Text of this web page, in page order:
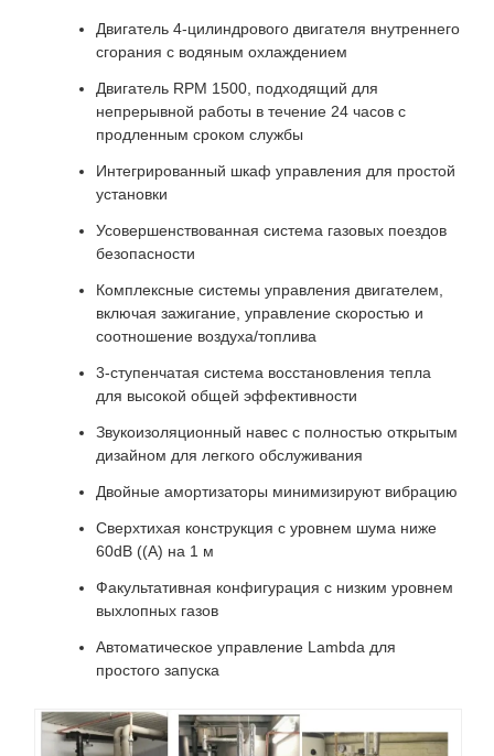
Двигатель 4-цилиндрового двигателя внутреннего
сгорания с водяным охлаждением
Двигатель RPM 1500, подходящий для
непрерывной работы в течение 24 часов с
продленным сроком службы
Интегрированный шкаф управления для простой
установки
Усовершенствованная система газовых поездов
безопасности
Комплексные системы управления двигателем,
включая зажигание, управление скоростью и
соотношение воздуха/топлива
3-ступенчатая система восстановления тепла
для высокой общей эффективности
Звукоизоляционный навес с полностью открытым
дизайном для легкого обслуживания
Двойные амортизаторы минимизируют вибрацию
Сверхтихая конструкция с уровнем шума ниже
60dB ((A) на 1 м
Факультативная конфигурация с низким уровнем
выхлопных газов
Автоматическое управление Lambda для
простого запуска